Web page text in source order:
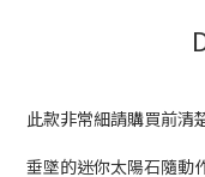
此款非常細請購買前
垂墜的迷你太陽石隨動